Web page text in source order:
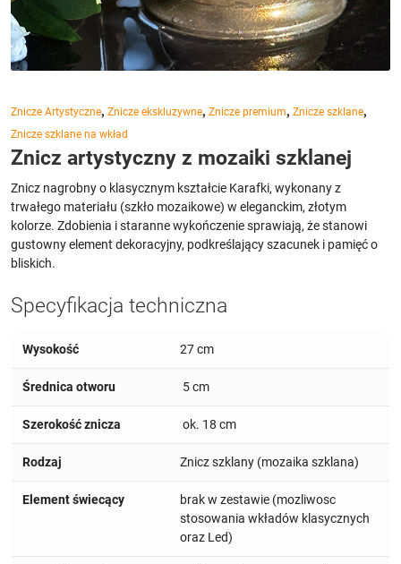
Znicze Artystyczne, Znicze ekskluzywne, Znicze premium, Znicze szklane,
Znicze szklane na wkład
Znicz artystyczny z mozaiki szklanej
Znicz nagrobny o klasycznym kształcie Karafki, wykonany z
trwałego materiału (szkło mozaikowe) w eleganckim, złotym
kolorze. Zdobienia i staranne wykończenie sprawiają, że stanowi
gustowny element dekoracyjny, podkreślający szacunek i pamięć o
bliskich.
Specyfikacja techniczna
Wysokość 27 cm
Średnica otworu 5 cm
Szerokość znicza ok. 18 cm
Rodzaj Znicz szklany (mozaika szklana)
Element świecący
brak w zestawie (mozliwosc
stosowania wkładów klasycznych
oraz Led)